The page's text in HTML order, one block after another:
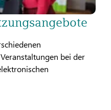
bei der